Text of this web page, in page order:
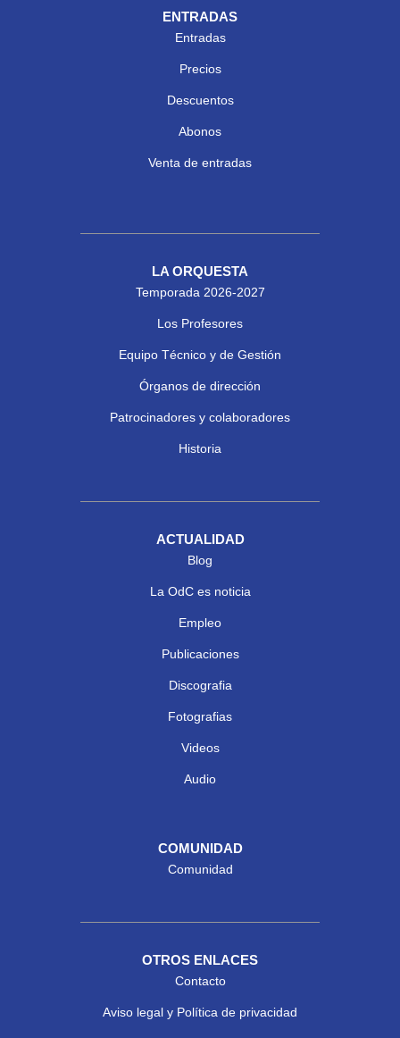
ENTRADAS
Entradas
Precios
Descuentos
Abonos
Venta de entradas
LA ORQUESTA
Temporada 2026-2027
Los Profesores
Equipo Técnico y de Gestión
Órganos de dirección
Patrocinadores y colaboradores
Historia
ACTUALIDAD
Blog
La OdC es noticia
Empleo
Publicaciones
Discografia
Fotografias
Videos
Audio
COMUNIDAD
Comunidad
OTROS ENLACES
Contacto
Aviso legal y Política de privacidad